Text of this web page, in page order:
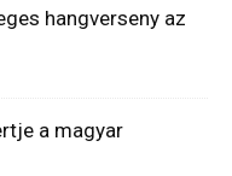
hangverseny az
a magyar